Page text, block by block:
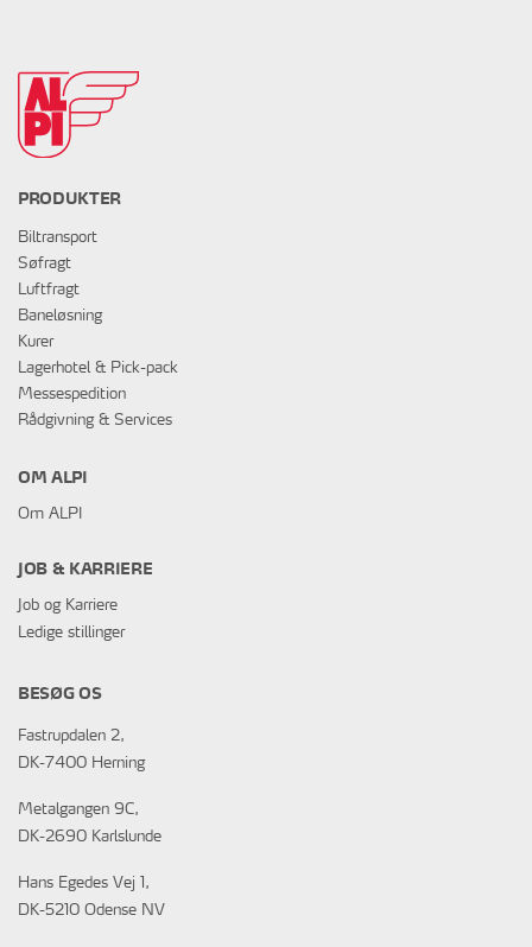
PRODUKTER
Biltransport
Søfragt
Luftfragt
Baneløsning
Kurer
Lagerhotel & Pick-pack
Messespedition
Rådgivning & Services
OM ALPI
Om ALPI
JOB & KARRIERE
Job og Karriere
Ledige stillinger
BESØG OS
Fastrupdalen 2,
DK-7400 Herning
Metalgangen 9C,
DK-2690 Karlslunde
Hans Egedes Vej 1,
DK-5210 Odense NV